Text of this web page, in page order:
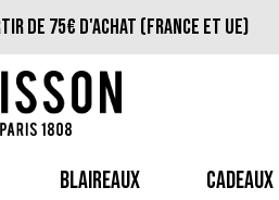
de 75€ d'achat (France et UE)
BLAIREAUX CADEAUX